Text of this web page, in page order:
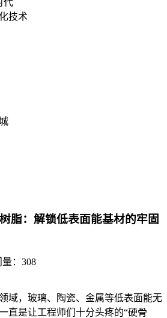
技术
脂：解锁低表面能基材的牢固
： 308
域，玻璃、陶瓷、金属等低表面能无
直是让工程师们十分头疼的“硬骨